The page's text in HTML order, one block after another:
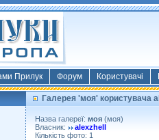
Прилук Форум Користувачі
Галерея 'моя' користувача
Назва галереї: моя (моя)
Власник:
alexzhell
Кількість фото: 1